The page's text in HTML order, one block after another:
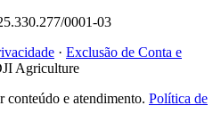
0001-03
· Exclusão de Conta e
Agriculture
conteúdo e atendimento. Política de